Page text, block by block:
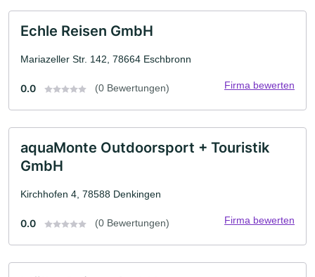
Echle Reisen GmbH
Mariazeller Str. 142, 78664 Eschbronn
0.0 (0 Bewertungen) Firma bewerten
aquaMonte Outdoorsport + Touristik
GmbH
Kirchhofen 4, 78588 Denkingen
0.0 (0 Bewertungen) Firma bewerten